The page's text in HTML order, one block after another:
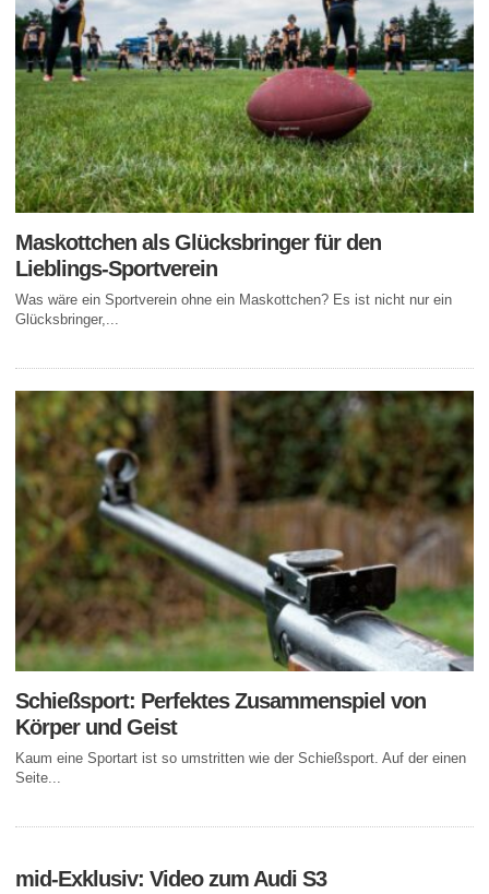
Maskottchen als Glücksbringer für den
Lieblings-Sportverein
Was wäre ein Sportverein ohne ein Maskottchen? Es ist nicht nur ein
Glücksbringer,...
Schießsport: Perfektes Zusammenspiel von
Körper und Geist
Kaum eine Sportart ist so umstritten wie der Schießsport. Auf der einen
Seite...
mid-Exklusiv: Video zum Audi S3